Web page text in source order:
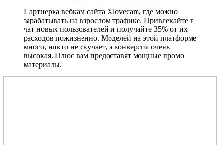
Партнерка вебкам сайта Xlovecam, где можно
зарабатывать на взрослом трафике. Привлекайте в
чат новых пользователей и получайте 35% от их
расходов пожизненно. Моделей на этой платформе
много, никто не скучает, а конверсия очень
высокая. Плюс вам предоставят мощные промо
материалы.